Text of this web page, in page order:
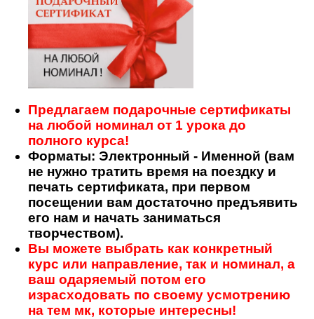
Предлагаем подарочные сертификаты
на любой номинал от 1 урока до
полного курса!
Форматы: Электронный - Именной (вам
не нужно тратить время на поездку и
печать сертификата, при первом
посещении вам достаточно предъявить
его нам и начать заниматься
творчеством).
Вы можете выбрать как конкретный
курс или направление, так и номинал, а
ваш одаряемый потом его
израсходовать по своему усмотрению
на тем мк, которые интересны!